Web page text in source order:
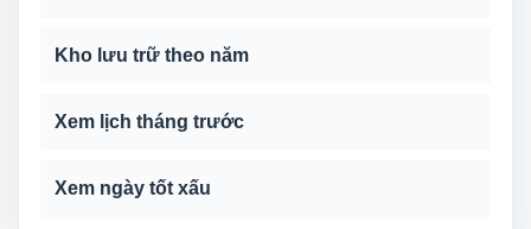
Kho lưu trữ theo năm
Xem lịch tháng trước
Xem ngày tốt xấu